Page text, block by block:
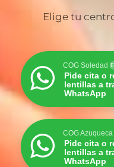
Elige tu
COG Soledad
Pide cita o
lentillas a
WhatsApp
COG
Pide cita o
lentillas a
WhatsApp